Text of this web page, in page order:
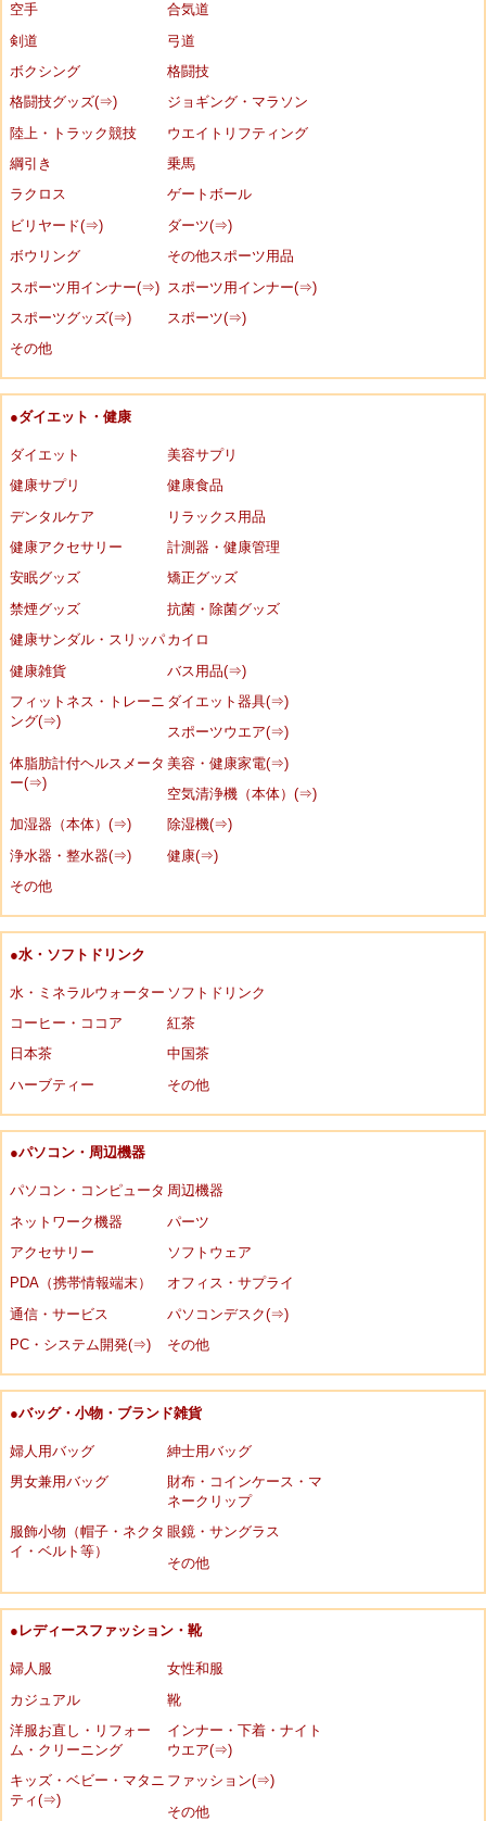
空手
合気道
剣道
弓道
ボクシング
格闘技
格闘技グッズ(⇒)
ジョギング・マラソン
陸上・トラック競技
ウエイトリフティング
綱引き
乗馬
ラクロス
ゲートボール
ビリヤード(⇒)
ダーツ(⇒)
ボウリング
その他スポーツ用品
スポーツ用インナー(⇒)
スポーツ用インナー(⇒)
スポーツグッズ(⇒)
スポーツ(⇒)
その他
●ダイエット・健康
ダイエット
美容サプリ
健康サプリ
健康食品
デンタルケア
リラックス用品
健康アクセサリー
計測器・健康管理
安眠グッズ
矯正グッズ
禁煙グッズ
抗菌・除菌グッズ
健康サンダル・スリッパ カイロ
健康雑貨
バス用品(⇒)
フィットネス・トレーニ
ング(⇒)
ダイエット器具(⇒)
スポーツウエア(⇒)
体脂肪計付ヘルスメータ
ー(⇒)
美容・健康家電(⇒)
空気清浄機（本体）(⇒)
加湿器（本体）(⇒)
除湿機(⇒)
浄水器・整水器(⇒)
健康(⇒)
その他
●水・ソフトドリンク
水・ミネラルウォーター ソフトドリンク
コーヒー・ココア
紅茶
日本茶
中国茶
ハーブティー
その他
●パソコン・周辺機器
パソコン・コンピュータ 周辺機器
ネットワーク機器
パーツ
アクセサリー
ソフトウェア
PDA（携帯情報端末）
オフィス・サプライ
通信・サービス
パソコンデスク(⇒)
PC・システム開発(⇒)
その他
●バッグ・小物・ブランド雑貨
婦人用バッグ
紳士用バッグ
男女兼用バッグ
財布・コインケース・マ
ネークリップ
服飾小物（帽子・ネクタ
イ・ベルト等）
眼鏡・サングラス
その他
●レディースファッション・靴
婦人服
女性和服
カジュアル
靴
洋服お直し・リフォー
ム・クリーニング
インナー・下着・ナイト
ウエア(⇒)
キッズ・ベビー・マタニ
ティ(⇒)
ファッション(⇒)
その他